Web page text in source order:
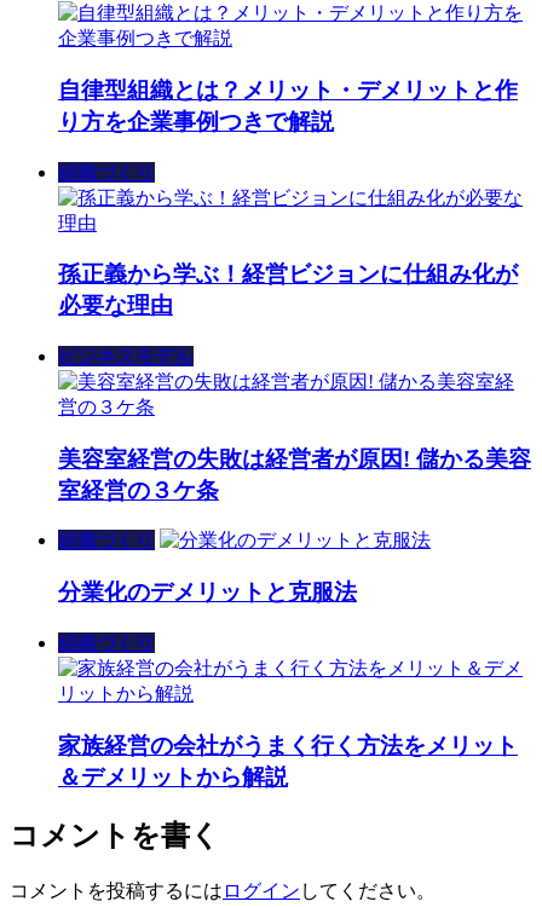
自律型組織とは？メリット・デメリットと作
り方を企業事例つきで解説
組織づくり
孫正義から学ぶ！経営ビジョンに仕組み化が
必要な理由
ビジネスモデル
美容室経営の失敗は経営者が原因! 儲かる美容
室経営の３ケ条
組織づくり
分業化のデメリットと克服法
組織づくり
家族経営の会社がうまく行く方法をメリット
＆デメリットから解説
コメントを書く
コメントを投稿するには ログイン してください。